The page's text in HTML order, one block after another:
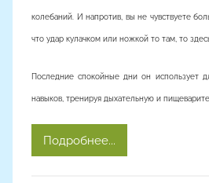
колебаний. И напротив, вы не чувствуете
что удар кулачком или ножкой то там, то
Последние спокойные дни он использует
навыков, тренируя дыхательную и
Подробнее...